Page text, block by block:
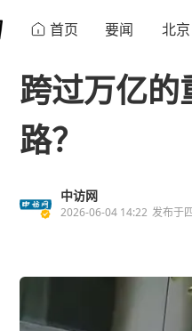
首页 要闻 北京
跨过万亿
路？
中访网
2026-06-04 14:22 发布于